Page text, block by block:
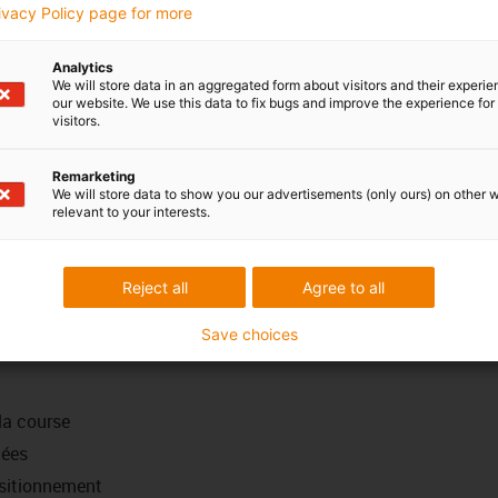
linéaires directs
élevées
des
possible
modulaire de transmission Apiro®
course
Policy page for more
Analytics
We will store data in an aggregated form about visitors and their
our website. We use this data to fix bugs and improve the experience for
visitors.
Remarketing
We will store data to show you our advertisements (only ours) on other
relevant to your interests.
Agree to all
Reject all
Save choices